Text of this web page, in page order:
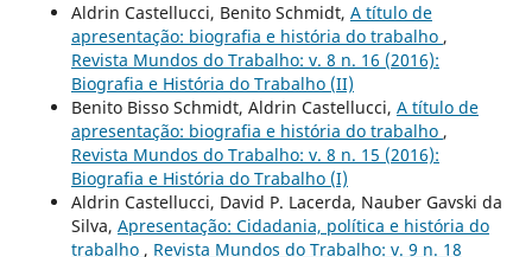
Aldrin Castellucci, Benito Schmidt, A título de
apresentação: biografia e história do trabalho ,
Revista Mundos do Trabalho: v. 8 n. 16 (2016):
Biografia e História do Trabalho (II)
Benito Bisso Schmidt, Aldrin Castellucci, A título de
apresentação: biografia e história do trabalho ,
Revista Mundos do Trabalho: v. 8 n. 15 (2016):
Biografia e História do Trabalho (I)
Aldrin Castellucci, David P. Lacerda, Nauber Gavski da
Silva, Apresentação: Cidadania, política e história do
trabalho , Revista Mundos do Trabalho: v. 9 n. 18